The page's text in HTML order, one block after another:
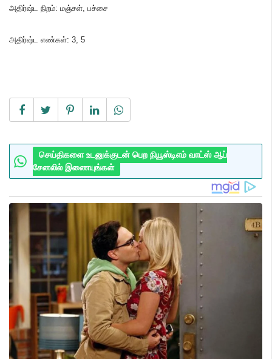
அதிர்ஷ்ட நிறம்: மஞ்சள், பச்சை
அதிர்ஷ்ட எண்கள்: 3, 5
செய்திகளை உடனுக்குடன் பெற நியூஸ்டிஎம் வாட்ஸ் ஆப்
சேனலில் இணையுங்கள்